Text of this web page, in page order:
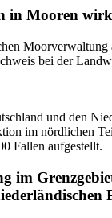
in Mooren
Moorverwaltung
bei der
im